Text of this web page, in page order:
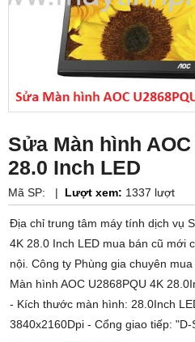
Sửa Màn hình
28.0 Inch LED
Mã SP: | Lượt xem: 1337 lượt
Địa chỉ trung tâm máy tính dịch vụ
4K 28.0 Inch LED mua bán cũ mới
nội. Công ty Phùng gia chuyên
Màn hình AOC U2868PQU 4K
- Kích thước màn hình: 28.0Inch
3840x2160Dpi - Cổng giao tiếp: